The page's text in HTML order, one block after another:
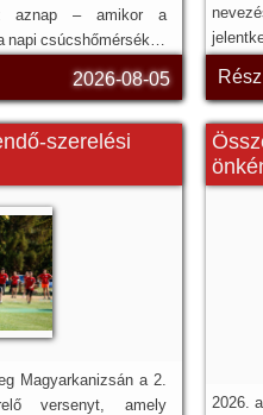
aznap – amikor a
napi csúcshőmérséklet
Váci út 77. szám alatt
és Villamossági Rt.
2026-08-05
szerelési
Magyarkanizsán a 2.
versenyt, amely
2026.